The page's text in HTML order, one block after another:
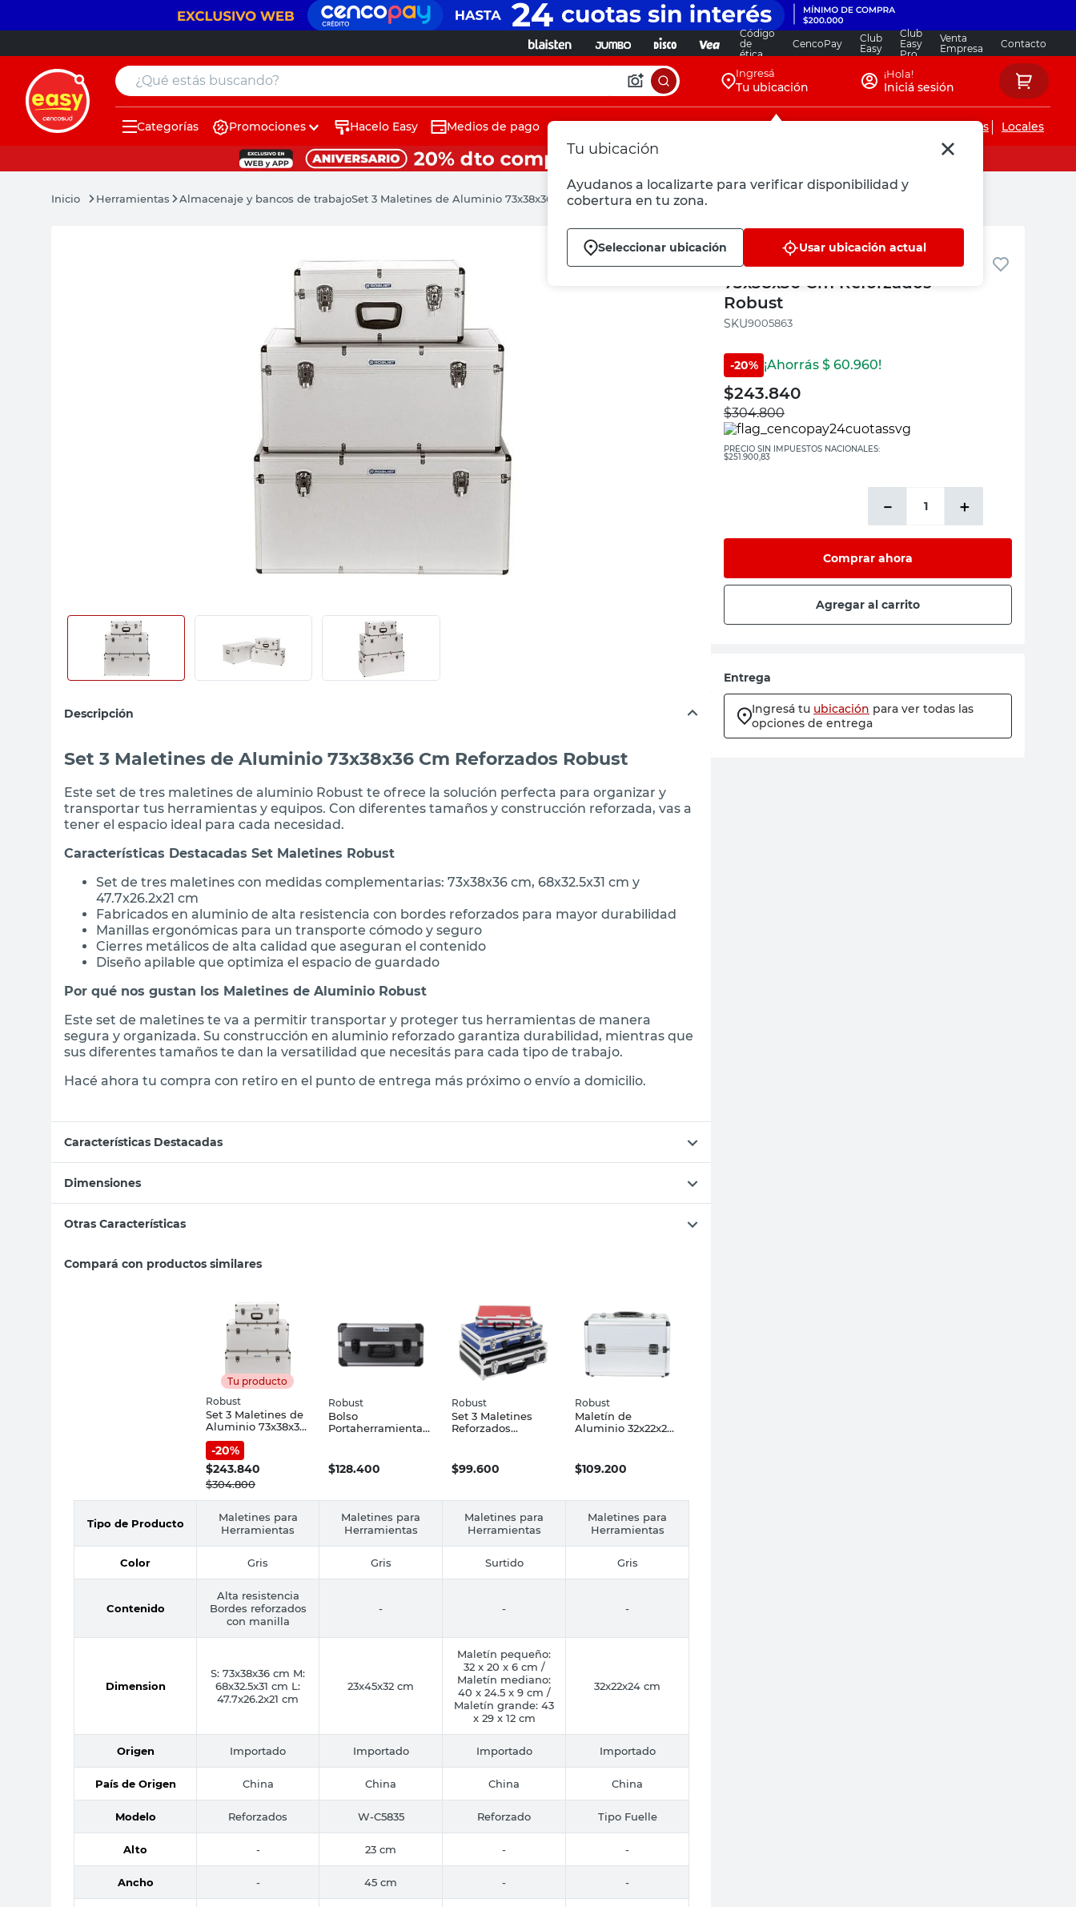
Código
de
ética
CencoPay
Club
Easy
Club
Easy
Pro
Venta
Empresa
Contacto
¿Qué estás buscando? Ingresá
Tu ubicación
Tu ubicación
Ayudanos a localizarte para verificar disponibilidad y
cobertura en tu zona.
Seleccionar ubicación Usar ubicación actual
¡Hola!
Iniciá sesión
Categorías Promociones Hacelo Easy Medios de pago Servicios de instalaciones Locales
Herramientas Almacenaje y bancos de trabajoSet 3 Maletines de Aluminio 73x38x36 Cm Reforzados Robust
Descripción
Set 3 Maletines de Aluminio 73x38x36 Cm Reforzados Robust
Este set de tres maletines de aluminio Robust te ofrece la solución perfecta para organizar y
transportar tus herramientas y equipos. Con diferentes tamaños y construcción reforzada, vas a
tener el espacio ideal para cada necesidad.
Características Destacadas Set Maletines Robust
Set de tres maletines con medidas complementarias: 73x38x36 cm, 68x32.5x31 cm y
47.7x26.2x21 cm
Fabricados en aluminio de alta resistencia con bordes reforzados para mayor durabilidad
Manillas ergonómicas para un transporte cómodo y seguro
Cierres metálicos de alta calidad que aseguran el contenido
Diseño apilable que optimiza el espacio de guardado
Por qué nos gustan los Maletines de Aluminio Robust
Este set de maletines te va a permitir transportar y proteger tus herramientas de manera
segura y organizada. Su construcción en aluminio reforzado garantiza durabilidad, mientras que
sus diferentes tamaños te dan la versatilidad que necesitás para cada tipo de trabajo.
Hacé ahora tu compra con retiro en el punto de entrega más próximo o envío a domicilio.
Características Destacadas
Dimensiones
Otras Características
Compará con productos similares
Tu producto
Robust
Set 3 Maletines de
Aluminio 73x38x36
Cm Reforzados
Robust
-20%
$243.840
$304.800
Robust
Bolso
Portaherramientas
Divisiones Robust
$128.400
Robust
Set 3 Maletines
Reforzados
Robust
$99.600
Robust
Maletín de
Aluminio 32x22x24
$109.200
Tipo de Producto
Maletines para
Herramientas
Maletines para
Herramientas
Maletines para
Herramientas
Maletines para
Herramientas
Color Gris Gris Surtido Gris
Contenido
Alta resistencia
Bordes reforzados
con manilla
- - -
Dimension
S: 73x38x36 cm M:
68x32.5x31 cm L:
47.7x26.2x21 cm
23x45x32 cm
Maletín pequeño:
32 x 20 x 6 cm /
Maletín mediano:
40 x 24.5 x 9 cm /
Maletín grande: 43
x 29 x 12 cm
32x22x24 cm
Origen Importado Importado Importado Importado
País de Origen China China China China
Modelo Reforzados W-C5835 Reforzado Tipo Fuelle
Alto - 23 cm - -
Ancho - 45 cm - -
Robust
Set 3 Maletines de Aluminio
73x38x36 Cm Reforzados
Robust
:9005863
-20% ¡Ahorrás $ 60.960!
$243.840
$304.800
PRECIO SIN IMPUESTOS NACIONALES:
$251.900,83
＋
－
Comprar ahora
Agregar al carrito
Entrega
Ingresá tu ubicación para ver todas las
opciones de entrega
muebles